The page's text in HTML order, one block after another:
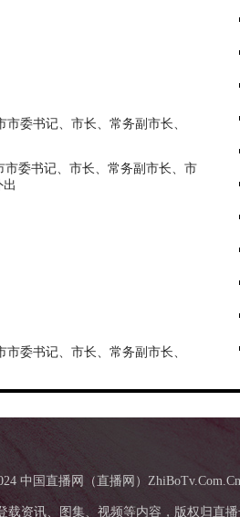
市委书记、市长、常务副市长、
市委书记、市长、常务副市长、
中国直播网（直播网）
载资讯、图集、视频等内容，版权归直